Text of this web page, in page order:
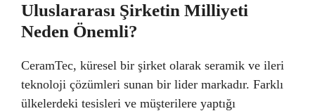
Uluslararası Şirketin Milliyeti
Neden Önemli?
CeramTec, küresel bir şirket olarak seramik ve ileri
teknoloji çözümleri sunan bir lider markadır. Farklı
ülkelerdeki tesisleri ve müşterilere yaptığı